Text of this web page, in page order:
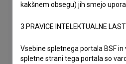
kakšnem obsegu) jih smejo
3.PRAVICE INTELEKTUALNE
Vsebine spletnega portala BSF
spletne strani tega portala so